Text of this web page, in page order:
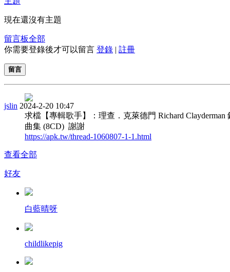
現在還沒有主題
留言板全部
你需要登錄後才可以留言 登錄 | 註冊
留言
jslin 2024-2-20 10:47
求檔【專輯歌手】：理查．克萊德門 Richard Clayderman
曲集 (8CD) 謝謝
https://apk.tw/thread-1060807-1-1.html
查看全部
好友
白藍晴呀
childlikepig